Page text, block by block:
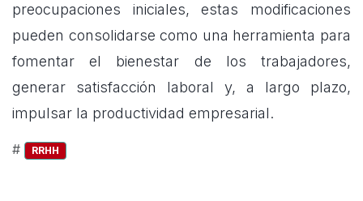
preocupaciones iniciales, estas modificaciones
pueden consolidarse como una herramienta para
fomentar el bienestar de los trabajadores,
generar satisfacción laboral y, a largo plazo,
impulsar la productividad empresarial.
# RRHH